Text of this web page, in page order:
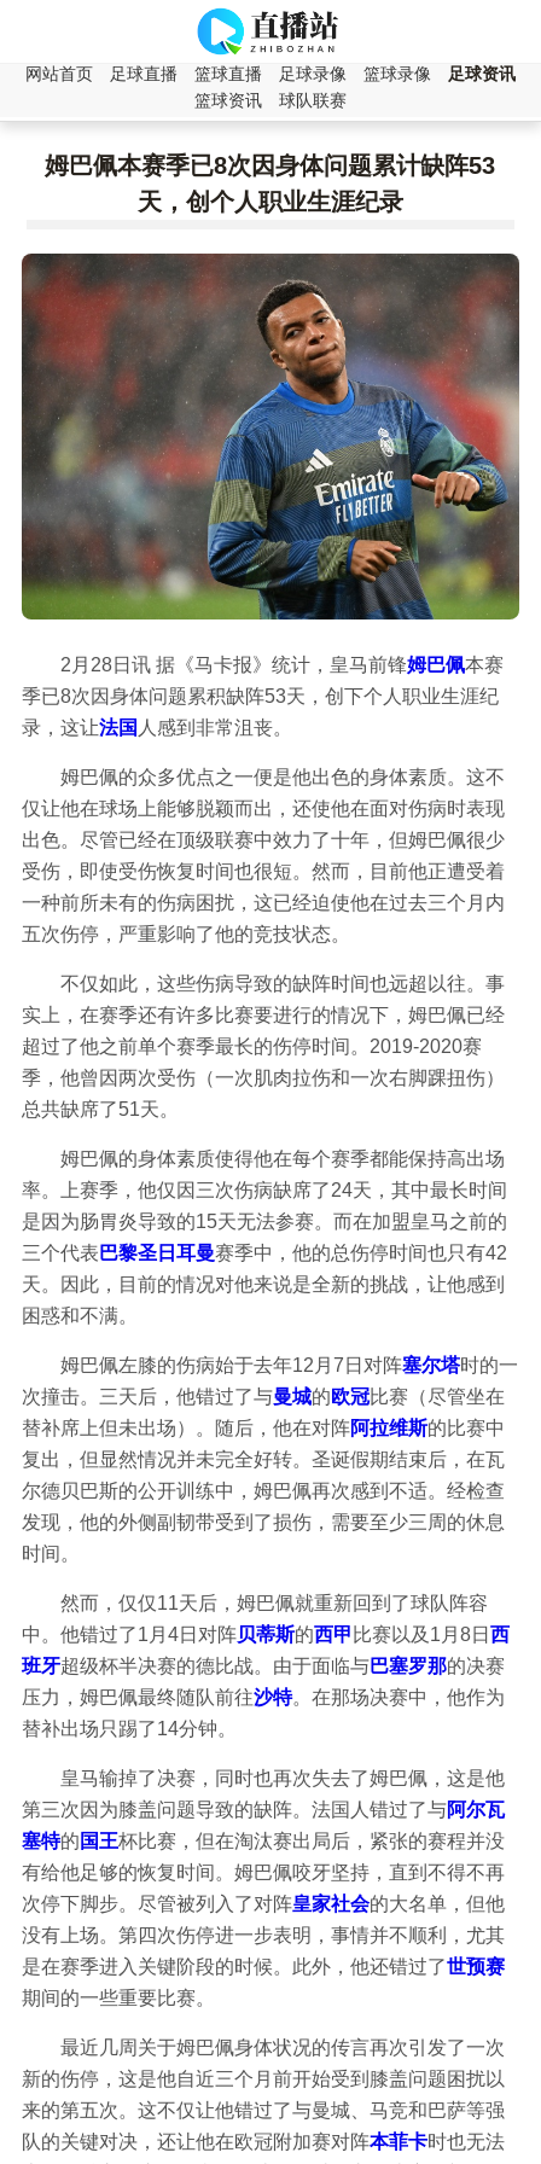
网站首页 足球直播 篮球直播 足球录像 篮球录像
足球资讯
篮球资讯
球队联赛
姆巴佩本赛季已8次因身体问题累计缺阵53
天，创个人职业生涯纪录
2月28日讯 据《马卡报》统计，皇马前锋姆巴佩本赛
季已8次因身体问题累积缺阵53天，创下个人职业生涯纪
录，这让法国 人感到非常沮丧。
姆巴佩的众多优点之一便是他出色的身体素质。这不
仅让他在球场上能够脱颖而出，还使他在面对伤病时表现
出色。尽管已经在顶级联赛中效力了十年，但姆巴佩很少
受伤，即使受伤恢复时间也很短。然而，目前他正遭受着
一种前所未有的伤病困扰，这已经迫使他在过去三个月内
五次伤停，严重影响了他的竞技状态。
不仅如此，这些伤病导致的缺阵时间也远超以往。事
实上，在赛季还有许多比赛要进行的情况下，姆巴佩已经
超过了他之前单个赛季最长的伤停时间。2019-2020赛
季，他曾因两次受伤（一次肌肉拉伤和一次右脚踝扭伤）
总共缺席了51天。
姆巴佩的身体素质使得他在每个赛季都能保持高出场
率。上赛季，他仅因三次伤病缺席了24天，其中最长时间
是因为肠胃炎导致的15天无法参赛。而在加盟皇马之前的
三个代表 巴黎圣日耳曼赛季中，他的总伤停时间也只有42
天。因此，目前的情况对他来说是全新的挑战，让他感到
困惑和不满。
姆巴佩左膝的伤病始于去年12月7日对阵塞尔塔时的一
次撞击。三天后，他错过了与曼城的欧冠比赛（尽管坐在
替补席上但未出场）。随后，他在对阵阿拉维斯的比赛中
复出，但显然情况并未完全好转。圣诞假期结束后，在瓦
尔德贝巴斯的公开训练中，姆巴佩再次感到不适。经检查
发现，他的外侧副韧带受到了损伤，需要至少三周的休息
时间。
然而，仅仅11天后，姆巴佩就重新回到了球队阵容
中。他错过了1月4日对阵贝蒂斯的西甲 比赛以及1月8日 西
班牙超级杯半决赛的德比战。由于面临与巴塞罗那的决赛
压力，姆巴佩最终随队前往沙特。在那场决赛中，他作为
替补出场只踢了14分钟。
皇马输掉了决赛，同时也再次失去了姆巴佩，这是他
第三次因为膝盖问题导致的缺阵。法国人错过了与阿尔瓦
塞特的 国王杯比赛，但在淘汰赛出局后，紧张的赛程并没
有给他足够的恢复时间。姆巴佩咬牙坚持，直到不得不再
次停下脚步。尽管被列入了对阵皇家社会的大名单，但他
没有上场。第四次伤停进一步表明，事情并不顺利，尤其
是在赛季进入关键阶段的时候。此外，他还错过了世预赛
期间的一些重要比赛。
最近几周关于姆巴佩身体状况的传言再次引发了一次
新的伤停，这是他自近三个月前开始受到膝盖问题困扰以
来的第五次。这不仅让他错过了与曼城、马竞和巴萨等强
队的关键对决，还让他在欧冠附加赛对阵本菲卡时也无法